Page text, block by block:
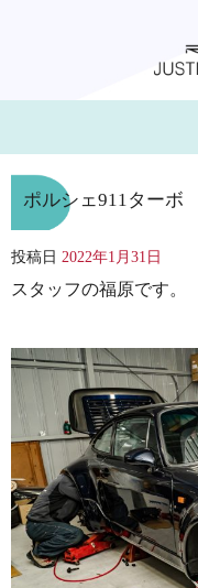
ポルシェ911ターボ
投稿日 2022年1月31日
スタッフの福原です。